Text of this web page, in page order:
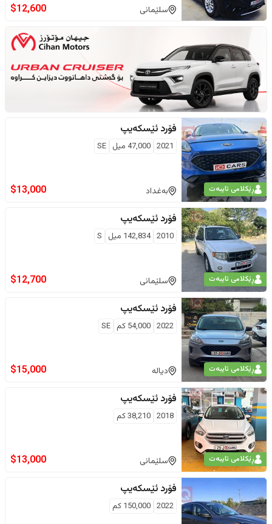
سلێمانی $12,600
ڕێکلامی تایبەت
فۆرد ئێسکەیپ
2021
47,000 ميل SE
بەغداد $13,000
ڕێکلامی تایبەت
فۆرد ئێسکەیپ
2010
142,834 ميل S
سلێمانی $12,700
ڕێکلامی تایبەت
فۆرد ئێسکەیپ
2022
54,000 كم SE
دیالە $15,000
ڕێکلامی تایبەت
فۆرد ئێسکەیپ
2018
38,210كم
سلێمانی $13,000
فۆرد ئێسکەیپ
2022
150,000 كم